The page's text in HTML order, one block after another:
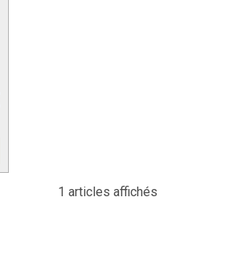
1 articles affichés